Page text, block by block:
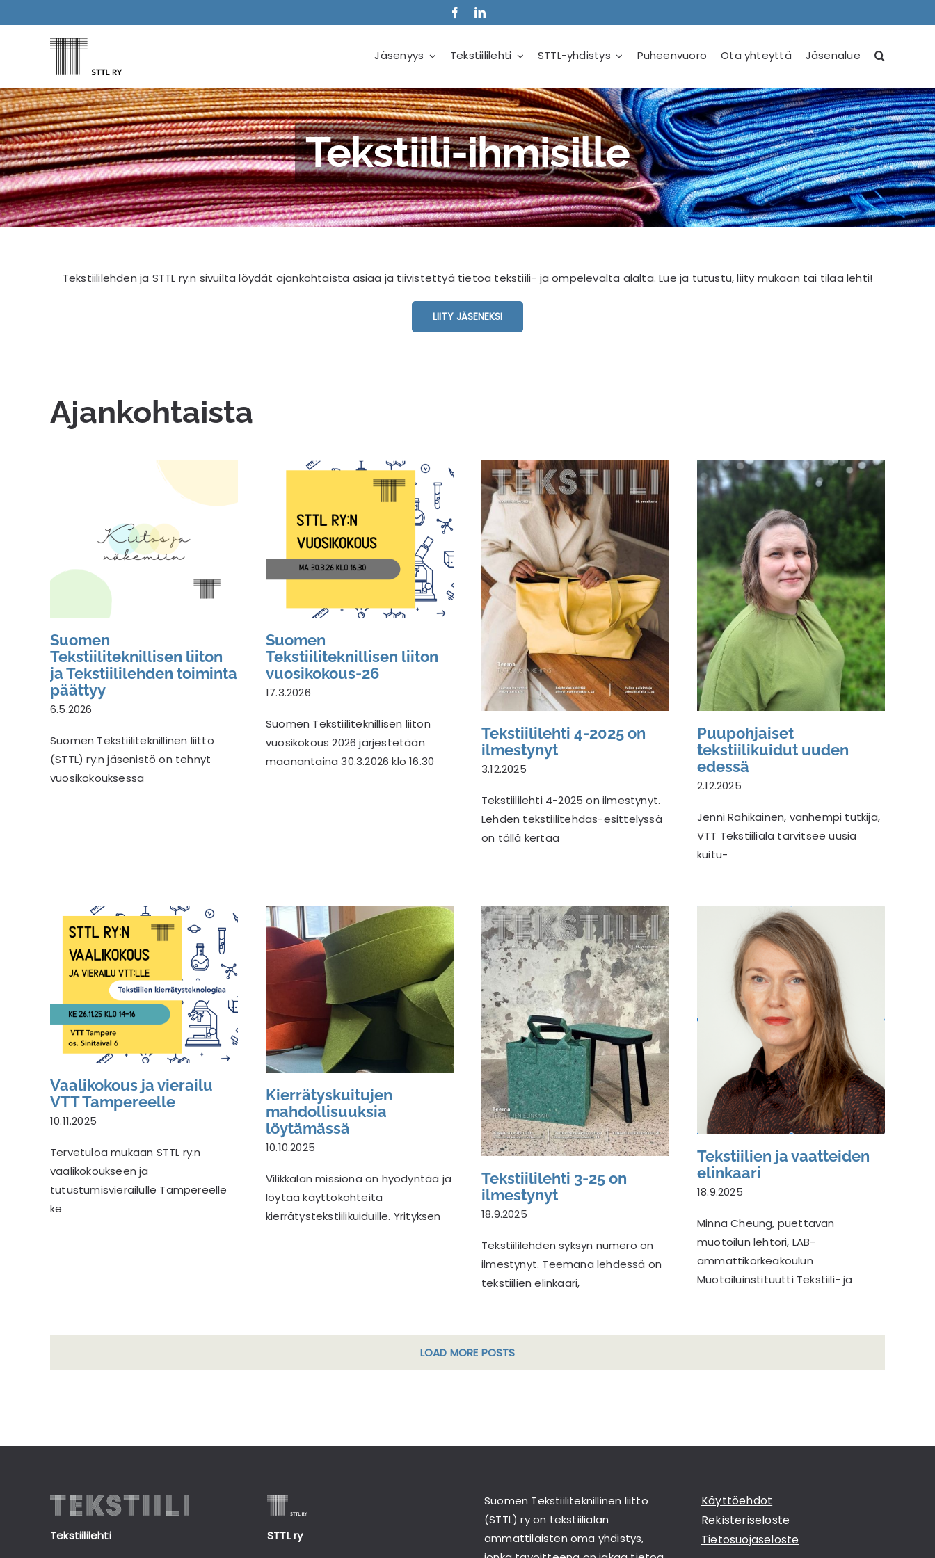
to
Jäsenyys Tekstiililehti STTL-yhdistys Puheenvuoro Ota yhteyttä Jäsenalue
Tekstiili-ihmisille
Tekstiililehden ja STTL ry:n sivuilta löydät ajankohtaista asiaa ja tiivistettyä tietoa tekstiili- ja ompelevalta alalta. Lue ja tutustu, liity mukaan tai tilaa lehti!
LIITY JÄSENEKSI
Ajankohtaista
Suomen
Tekstiiliteknillisen liiton ja
Tekstiililehden toiminta
Suomen
Tekstiiliteknillisen liiton
ja Tekstiililehden toiminta
päättyy
6.5.2026
Suomen Tekstiiliteknillinen liitto
(STTL) ry:n jäsenistö on tehnyt
vuosikokouksessa
Suomen
Tekstiiliteknillisen liiton
vuosikokous-26
Suomen
Tekstiiliteknillisen liiton
vuosikokous-26
17.3.2026
Suomen Tekstiiliteknillisen liiton
vuosikokous 2026 järjestetään
maanantaina 30.3.2026 klo 16.30
Tekstiililehti 4-2025 on
ilmestynyt
Tekstiililehti 4-2025 on
ilmestynyt
3.12.2025
Tekstiililehti 4-2025 on ilmestynyt.
Lehden tekstiilitehdas-esittelyssä
on tällä kertaa
Puupohjaiset
tekstiilikuidut uuden
edessä
Puupohjaiset
tekstiilikuidut uuden
edessä
2.12.2025
Jenni Rahikainen, vanhempi tutkija,
VTT Tekstiiliala tarvitsee uusia
kuitu-
Vaalikokous ja vierailu VTT
Tampereelle
Vaalikokous ja vierailu
VTT Tampereelle
10.11.2025
Tervetuloa mukaan STTL ry:n
vaalikokoukseen ja
tutustumisvierailulle Tampereelle
ke
Kierrätyskuitujen
mahdollisuuksia
löytämässä
Kierrätyskuitujen
mahdollisuuksia
löytämässä
10.10.2025
Vilikkalan missiona on hyödyntää ja
löytää käyttökohteita
kierrätystekstiilikuiduille. Yrityksen
Tekstiililehti 3-25 on
ilmestynyt
Tekstiililehti 3-25 on
ilmestynyt
18.9.2025
Tekstiililehden syksyn numero on
ilmestynyt. Teemana lehdessä on
tekstiilien elinkaari,
Tekstiilien ja vaatteiden
elinkaari
Tekstiilien ja vaatteiden
elinkaari
18.9.2025
Minna Cheung, puettavan
muotoilun lehtori, LAB-
ammattikorkeakoulun
Muotoiluinstituutti Tekstiili- ja
LOAD MORE POSTS
Tekstiililehti
STTL ry
Suomen Tekstiiliteknillinen liitto
(STTL) ry on tekstiilialan
ammattilaisten oma yhdistys,
Käyttöehdot
Rekisteriseloste
Tietosuojaseloste